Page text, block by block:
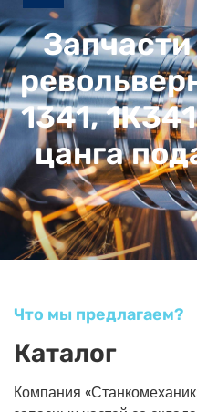
1341,
цанга
Что мы предлагаем?
Каталог
Компания